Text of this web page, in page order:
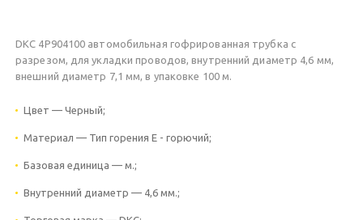
DKC 4P904100 автомобильная гофрированная трубка с
разрезом, для укладки проводов, внутренний диаметр 4,6 мм,
внешний диаметр 7,1 мм, в упаковке 100 м.
Цвет — Черный;
Материал — Тип горения Е - горючий;
Базовая единица — м.;
Внутренний диаметр — 4,6 мм.;